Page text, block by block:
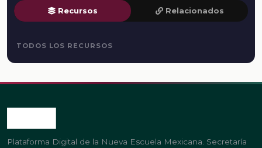
Recursos Relacionados
TODOS LOS RECURSOS
Plataforma Digital de la Nueva Escuela Mexicana. Secretaría